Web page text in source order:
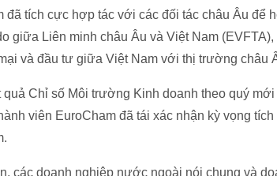
đã tích cực hợp tác với các đối tác châu Âu để
giữa Liên minh châu Âu và Việt Nam
và đầu tư giữa Việt Nam với thị trường châu
quả Chỉ số Môi trường Kinh doanh theo quý
viên EuroCham đã tái xác nhận kỳ vọng
các doanh nghiệp nước ngoài nói chung và